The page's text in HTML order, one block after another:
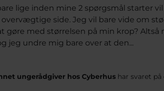
lige inden mine 2 spørgsmål starter
side. Jeg vil bare vide om
gøre med størrelsen på min krop? Altså
jeg undre mig bare over at den...
ungerådgiver hos Cyberhus har svaret